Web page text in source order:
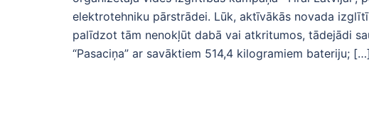
elektrotehniku pārstrādei. Lūk, aktīvākās novada
palīdzot tām nenokļūt dabā vai atkritumos, tādejādi
“Pasaciņa” ar savāktiem 514,4 kilogramiem bateriju; […]